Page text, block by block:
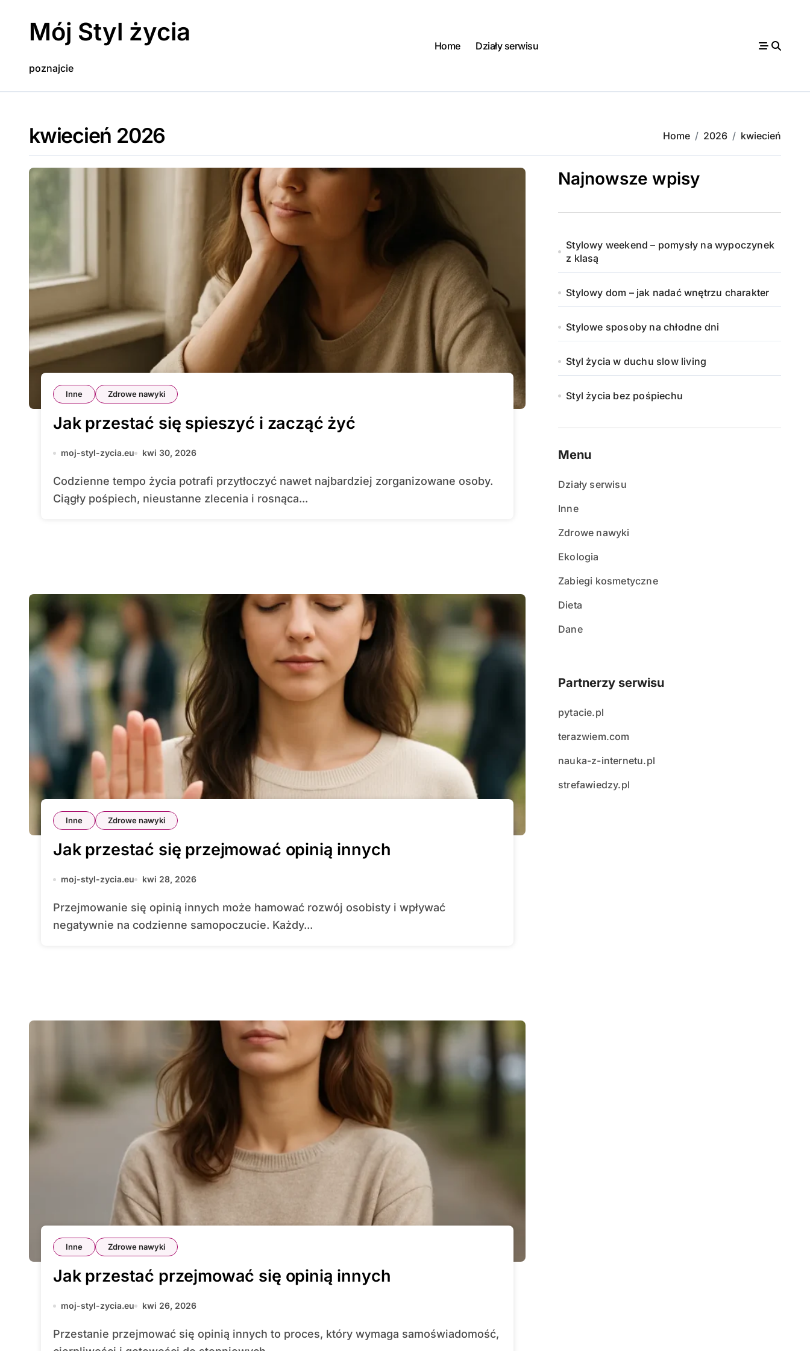
Mój Styl życia
poznajcie
Home Działy serwisu
kwiecień 2026 Home 2026 kwiecień
Inne Zdrowe nawyki
Jak przestać się spieszyć i zacząć żyć
moj-styl-zycia.eu kwi 30, 2026
Codzienne tempo życia potrafi przytłoczyć nawet najbardziej zorganizowane osoby.
Ciągły pośpiech, nieustanne zlecenia i rosnąca...
Inne Zdrowe nawyki
Jak przestać się przejmować opinią innych
moj-styl-zycia.eu kwi 28, 2026
Przejmowanie się opinią innych może hamować rozwój osobisty i wpływać
negatywnie na codzienne samopoczucie. Każdy...
Inne Zdrowe nawyki
Jak przestać przejmować się opinią innych
moj-styl-zycia.eu kwi 26, 2026
Przestanie przejmować się opinią innych to proces, który wymaga samoświadomość,
Najnowsze wpisy
Stylowy weekend – pomysły na wypoczynek
z klasą
Stylowy dom – jak nadać wnętrzu charakter
Stylowe sposoby na chłodne dni
Styl życia w duchu slow living
Styl życia bez pośpiechu
Menu
Działy serwisu
Inne
Zdrowe nawyki
Ekologia
Zabiegi kosmetyczne
Dieta
Dane
Partnerzy serwisu
pytacie.pl
terazwiem.com
nauka-z-internetu.pl
strefawiedzy.pl